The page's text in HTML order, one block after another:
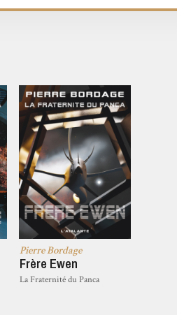
Pierre Bordage
Frère Ewen
La Fraternité du Panca